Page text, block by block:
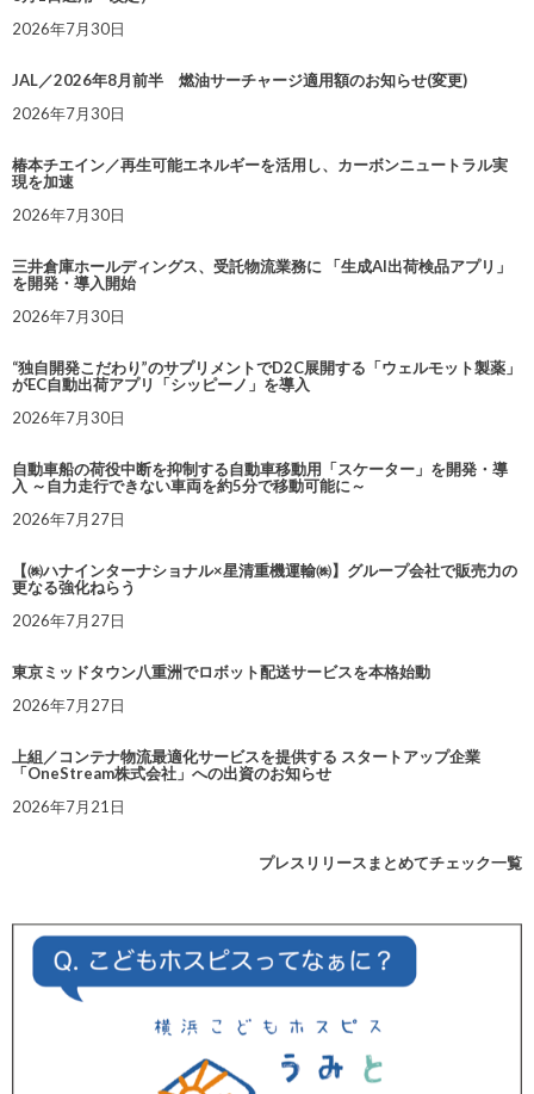
2026年7月30日
JAL／2026年8月前半 燃油サーチャージ適用額のお知らせ(変更)
2026年7月30日
椿本チエイン／再生可能エネルギーを活用し、カーボンニュートラル実
現を加速
2026年7月30日
三井倉庫ホールディングス、受託物流業務に 「生成AI出荷検品アプリ」
を開発・導入開始
2026年7月30日
“独自開発こだわり”のサプリメントでD2C展開する「ウェルモット製薬」
がEC自動出荷アプリ「シッピーノ」を導入
2026年7月30日
自動車船の荷役中断を抑制する自動車移動用「スケーター」を開発・導
入 ～自力走行できない車両を約5分で移動可能に～
2026年7月27日
【㈱ハナインターナショナル×星清重機運輸㈱】グループ会社で販売力の
更なる強化ねらう
2026年7月27日
東京ミッドタウン八重洲でロボット配送サービスを本格始動
2026年7月27日
上組／コンテナ物流最適化サービスを提供する スタートアップ企業
「OneStream株式会社」への出資のお知らせ
2026年7月21日
プレスリリースまとめてチェック一覧